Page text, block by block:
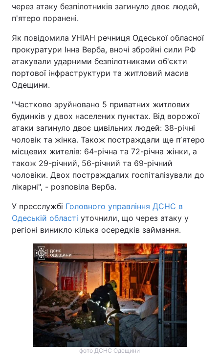
через атаку безпілотників загинуло двоє людей,
п'ятеро поранені.
Як повідомила УНІАН речниця Одеської обласної
прокуратури Інна Верба, вночі збройні сили РФ
атакували ударними безпілотниками об'єкти
портової інфраструктури та житловий масив
Одещини.
"Частково зруйновано 5 приватних житлових
будинків у двох населених пунктах. Від ворожої
атаки загинуло двоє цивільних людей: 38-річні
чоловік та жінка. Також постраждали ще пʼятеро
місцевих жителів: 64-річна та 72-річна жінки, а
також 29-річний, 56-річний та 69-річний
чоловіки. Двох постраждалих госпіталізували до
лікарні", - розповіла Верба.
У пресслужбі Головного управління ДСНС в
Одеській області уточнили, що через атаку у
регіоні виникло кілька осередків займання.
фото ДСНС Одещини